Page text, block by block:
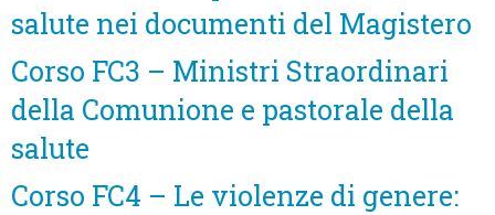
salute nei documenti del Magistero
Corso FC3 – Ministri Straordinari
della Comunione e pastorale della
salute
Corso FC4 – Le violenze di genere: